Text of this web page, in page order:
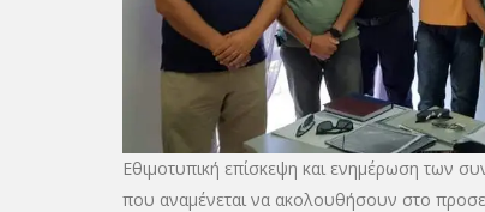
Εθιμοτυπική επίσκεψη και ενημέρωση των
που αναμένεται να ακολουθήσουν στο